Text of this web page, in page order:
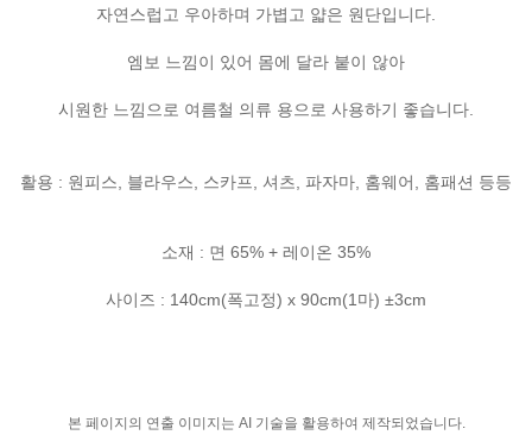
자연스럽고 우아하며 가볍고 얇은 원단입니다.
엠보 느낌이 있어 몸에 달라 붙이 않아
시원한 느낌으로 여름철 의류 용으로 사용하기 좋습니다.
활용 : 원피스, 블라우스, 스카프, 셔츠, 파자마, 홈웨어, 홈패션 등등
소재 : 면 65% + 레이온 35%
사이즈 : 140cm(폭고정) x 90cm(1마) ±3cm
본 페이지의 연출 이미지는 AI 기술을 활용하여 제작되었습니다.